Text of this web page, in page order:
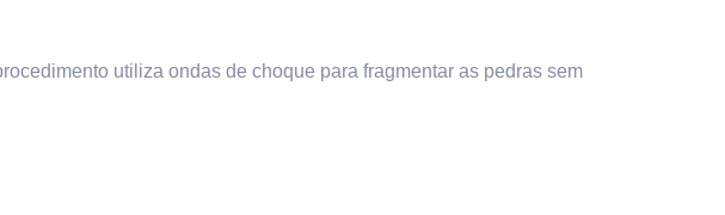
utiliza ondas de choque para fragmentar as pedras sem